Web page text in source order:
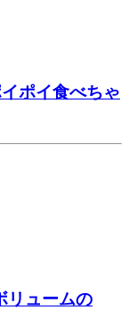
ポイ食べちゃ
リュームの